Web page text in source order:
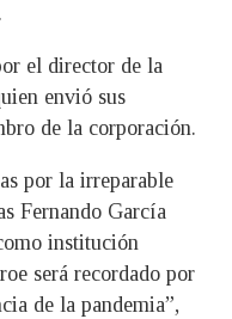
el director de la
envió sus
de la corporación.
por la irreparable
Fernando García
institución
será recordado por
de la pandemia”,